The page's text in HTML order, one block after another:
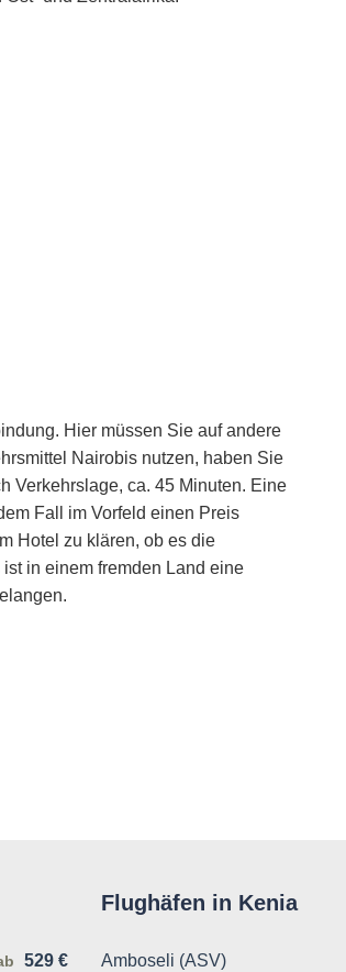
Hier müssen Sie auf andere
Nairobis nutzen, haben Sie
Verkehrslage, ca. 45 Minuten. Eine
Fall im Vorfeld einen Preis
Hotel zu klären, ob es die
in einem fremden Land eine
529 €
Flughäfen in Kenia
Amboseli (ASV)